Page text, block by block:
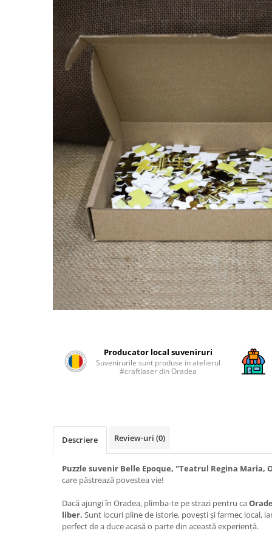
Producator local suveniruri
Suvenirurile sunt produse in atelierul
#craftlaser din Oradea
Descriere Review-uri (0)
Puzzle suvenir Belle Epoque, "Teatrul Regina Maria,
care păstrează povestea vie!
Dacă ajungi în Oradea, plimba-te pe strazi pentru ca
liber. Sunt locuri pline de istorie, povești și farmec local,
perfect de a duce acasă o parte din această experiență.